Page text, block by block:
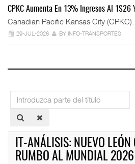
CPKC Aumenta En 13% Ingresos Al 1S26
Canadian Pacific Kansas City (CPKC)…
29-JUL-2026 BY INFO-TRANSPORTES
Introduzca
parte
del
IT-ANÁLISIS: NUEVO
RUMBO AL MUNDIAL 2026